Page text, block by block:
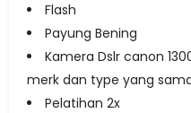
Flash
Payung Bening
Kamera Dslr canon
merk dan type yang
Pelatihan 2x